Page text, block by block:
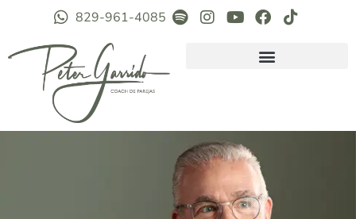
829-961-4085